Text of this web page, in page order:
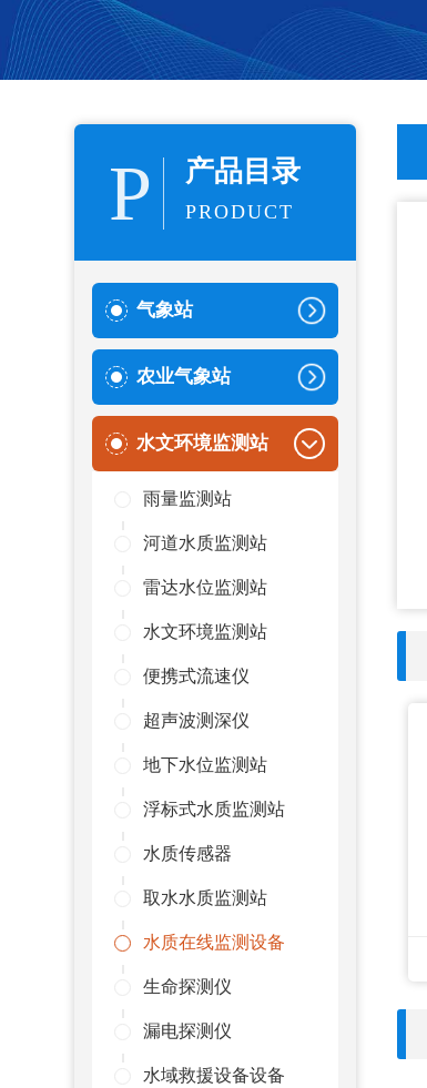
P 产品目录
PRODUCT
气象站
农业气象站
水文环境监测站
雨量监测站
河道水质监测站
雷达水位监测站
水文环境监测站
便携式流速仪
超声波测深仪
地下水位监测站
浮标式水质监测站
水质传感器
取水水质监测站
水质在线监测设备
生命探测仪
漏电探测仪
水域救援设备设备